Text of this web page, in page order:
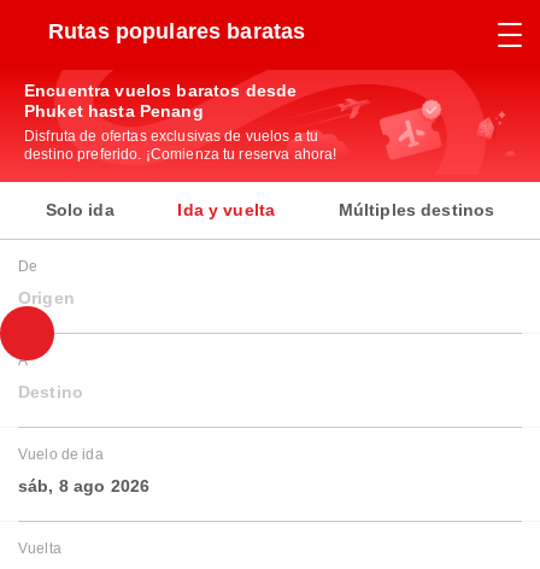
Rutas populares baratas
Encuentra vuelos baratos desde
Phuket hasta Penang
Disfruta de ofertas exclusivas de vuelos a tu
destino preferido. ¡Comienza tu reserva ahora!
Solo ida Ida y vuelta Múltiples destinos
De
Origen
A
Destino
Vuelo de ida
sáb, 8 ago 2026
Vuelta